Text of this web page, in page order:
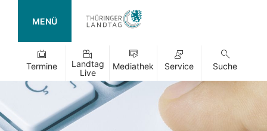
MENÜ
Termine
Landtag
Live
Mediathek Service Suche